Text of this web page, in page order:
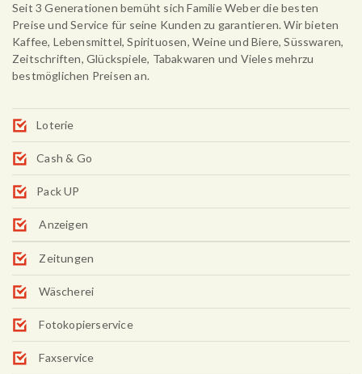
Seit 3 Generationen bemüht sich Familie Weber die besten
Preise und Service für seine Kunden zu garantieren. Wir bieten
Kaffee, Lebensmittel, Spirituosen, Weine und Biere, Süsswaren,
Zeitschriften, Glückspiele, Tabakwaren und Vieles mehrzu
bestmöglichen Preisen an.
Loterie
Cash & Go
Pack UP
Anzeigen
Zeitungen
Wäscherei
Fotokopierservice
Faxservice